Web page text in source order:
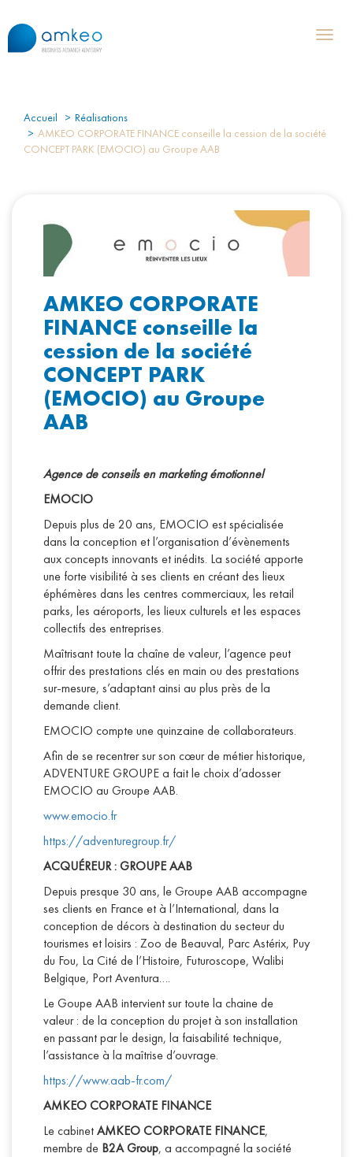
Accueil
Réalisations
AMKEO CORPORATE FINANCE conseille la cession de la société
CONCEPT PARK (EMOCIO) au Groupe AAB
AMKEO CORPORATE
FINANCE conseille la
cession de la société
CONCEPT PARK
(EMOCIO) au Groupe
AAB
Agence de conseils en marketing émotionnel
EMOCIO
Depuis plus de 20 ans, EMOCIO est spécialisée
dans la conception et l’organisation d’évènements
aux concepts innovants et inédits. La société apporte
une forte visibilité à ses clients en créant des lieux
éphémères dans les centres commerciaux, les retail
parks, les aéroports, les lieux culturels et les espaces
collectifs des entreprises.
Maîtrisant toute la chaîne de valeur, l’agence peut
offrir des prestations clés en main ou des prestations
sur-mesure, s’adaptant ainsi au plus près de la
demande client.
EMOCIO compte une quinzaine de collaborateurs.
Afin de se recentrer sur son cœur de métier historique,
ADVENTURE GROUPE a fait le choix d’adosser
EMOCIO au Groupe AAB.
www.emocio.fr
https://adventuregroup.fr/
ACQUÉREUR : GROUPE AAB
Depuis presque 30 ans, le Groupe AAB accompagne
ses clients en France et à l’International, dans la
conception de décors à destination du secteur du
tourismes et loisirs : Zoo de Beauval, Parc Astérix, Puy
du Fou, La Cité de l’Histoire, Futuroscope, Walibi
Belgique, Port Aventura….
Le Goupe AAB intervient sur toute la chaine de
valeur : de la conception du projet à son installation
en passant par le design, la faisabilité technique,
l’assistance à la maîtrise d’ouvrage.
https://www.aab-fr.com/
AMKEO CORPORATE FINANCE
Le cabinetAMKEO CORPORATE FINANCE,
membre de B2A Group, a accompagné la société